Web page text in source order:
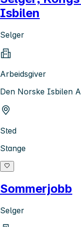
Isbilen
Selger
Arbeidsgiver
Den Norske Isbilen
Sted
Stange
Sommerjobb
Selger